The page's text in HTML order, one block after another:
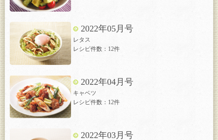
2022年05月号
レタス
レシピ件数：12件
2022年04月号
キャベツ
レシピ件数：12件
2022年03月号